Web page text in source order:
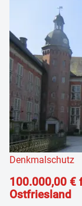
Denkmalschutz
100.000,00 €
Ostfriesland